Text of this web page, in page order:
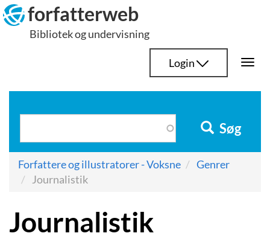
Hop
til
indhold
forfatterweb
Bibliotek og undervisning
Login
Søg
Forfattere og illustratorer - Voksne
Genrer
Journalistik
Journalistik